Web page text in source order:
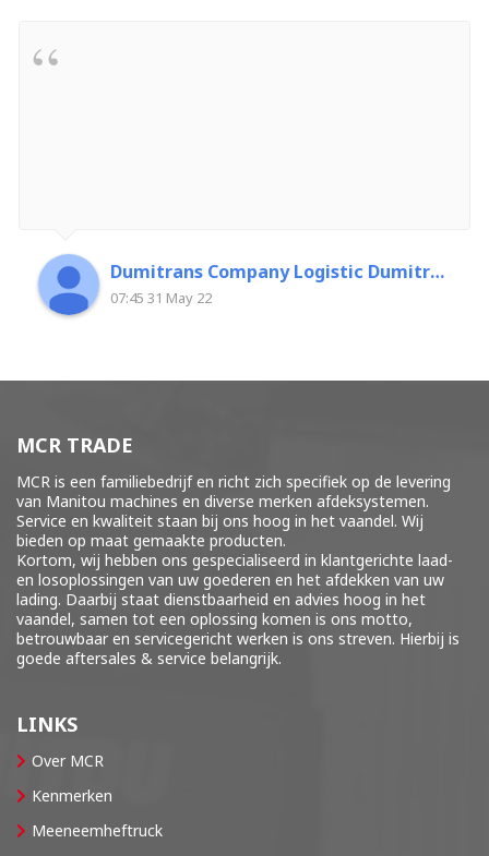
Dumitrans Company Logistic Dumitrascu Florin
07:45 31 May 22
MCR TRADE
MCR is een familiebedrijf en richt zich specifiek op de levering
van Manitou machines en diverse merken afdeksystemen.
Service en kwaliteit staan bij ons hoog in het vaandel. Wij
bieden op maat gemaakte producten.
Kortom, wij hebben ons gespecialiseerd in klantgerichte laad-
en losoplossingen van uw goederen en het afdekken van uw
lading. Daarbij staat dienstbaarheid en advies hoog in het
vaandel, samen tot een oplossing komen is ons motto,
betrouwbaar en servicegericht werken is ons streven. Hierbij is
goede aftersales & service belangrijk.
LINKS
Over MCR
Kenmerken
Meeneemheftruck